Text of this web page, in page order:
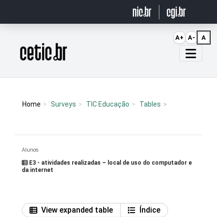
Página inicial
Home Surveys TIC Educação Tables
Alunos
E3 - atividades realizadas – local de uso do computador e
da internet
View expanded table
Índice
A+ A- A